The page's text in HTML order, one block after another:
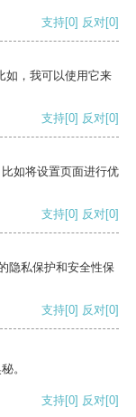
支持[0] 反对[0]
如，我可以使用它来
支持[0] 反对[0]
如将设置页面进行优
支持[0] 反对[0]
隐私保护和安全性保
支持[0] 反对[0]
。
支持[0] 反对[0]